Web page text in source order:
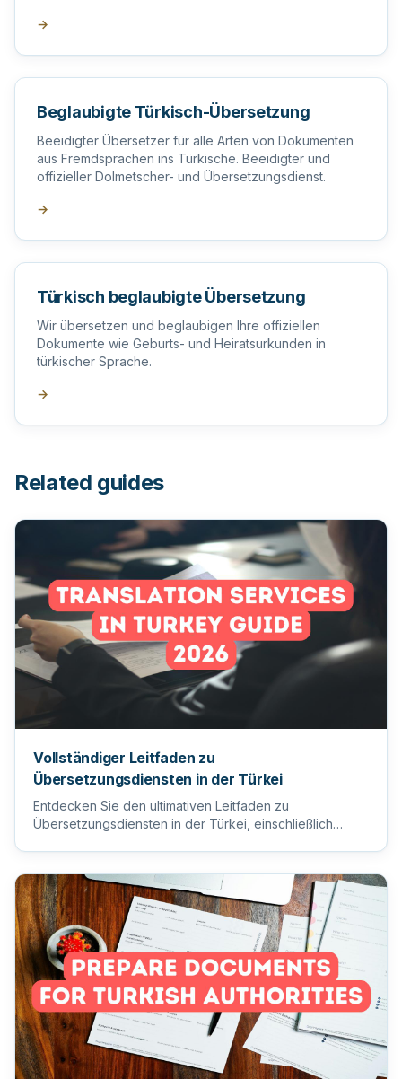
→
Beglaubigte Türkisch-Übersetzung
Beeidigter Übersetzer für alle Arten von Dokumenten
aus Fremdsprachen ins Türkische. Beeidigter und
offizieller Dolmetscher- und Übersetzungsdienst.
→
Türkisch beglaubigte Übersetzung
Wir übersetzen und beglaubigen Ihre offiziellen
Dokumente wie Geburts- und Heiratsurkunden in
türkischer Sprache.
→
Related guides
Vollständiger Leitfaden zu
Übersetzungsdiensten in der Türkei
Entdecken Sie den ultimativen Leitfaden zu
Übersetzungsdiensten in der Türkei, einschließlich